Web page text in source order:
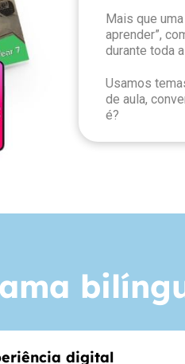
Mais que
aprender”,
durante toda
Usamos
de aula,
é?
digital